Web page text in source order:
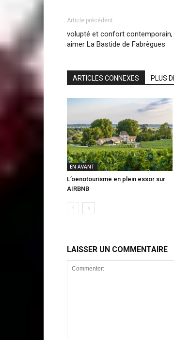
Article précédent
volupté et confort contemporain,
aimer La Bastide de Fabrègues
ARTICLES CONNEXES PLUS
EN AVANT
L’oenotourisme en plein essor sur
AIRBNB
LAISSER UN COMMENTAIRE